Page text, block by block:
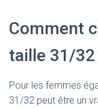
Comment
taille 31/
Pour les femmes
31/32 peut être un